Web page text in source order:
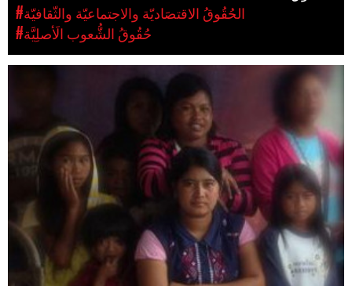
#الحُقُوقُ الاقتصَاديّة والاجتماعيّة والثّقافيّة
#حُقُوقُ الشُّعوب الَأصلِيَّة